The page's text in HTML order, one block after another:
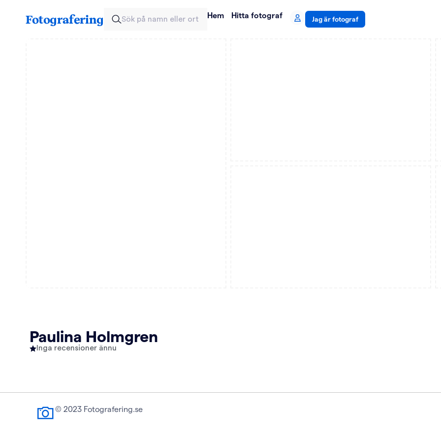
Fotografering Sök på namn eller ort Hem Hitta fotograf Jag är fotograf
Paulina Holmgren
Inga recensioner ännu
© 2023 Fotografering.se